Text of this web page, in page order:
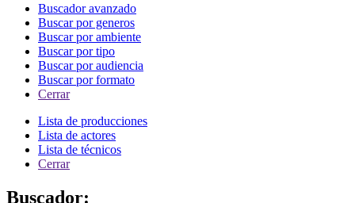
Buscador avanzado
Buscar por generos
Buscar por ambiente
Buscar por tipo
Buscar por audiencia
Buscar por formato
Cerrar
Lista de producciones
Lista de actores
Lista de técnicos
Cerrar
Buscador: